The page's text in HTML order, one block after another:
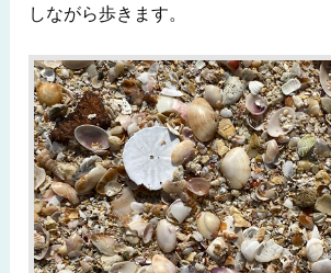
しながら歩きます。